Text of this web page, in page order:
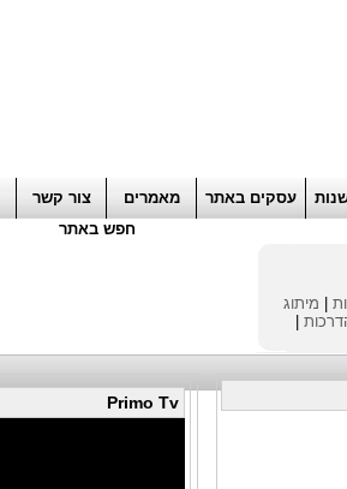
עסקים באתר מאמרים
צור קשר
חפש באתר
מיתוג
Primo Tv